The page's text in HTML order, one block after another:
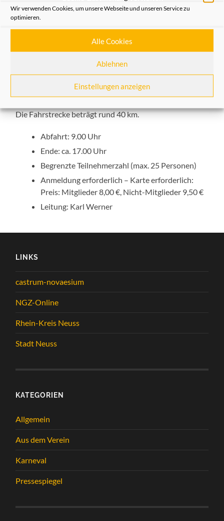
Wir verwenden Cookies, um unsere Webseite und unseren Service zu
optimieren.
Alle Cookies
Ablehnen
Einstellungen anzeigen
dessen Alltagsgeschehen. Bevor wir nach dem Imbiss
zur Weiterfahrt aufbrechen, sehen wir uns noch im
über deren Heilkräfte der Pflanzen.
Die Weiterfahrt führt uns über Helpenstein zum Schloss
Epanchoir an der Nordkanalallee.
Die Fahrstrecke beträgt rund 40 km.
Abfahrt: 9.00 Uhr
Ende: ca. 17.00 Uhr
Begrenzte Teilnehmerzahl (max. 25 Personen)
Anmeldung erforderlich – Karte erforderlich:
Preis: Mitglieder 8,00 €, Nicht-Mitglieder 9,50 €
Leitung: Karl Werner
LINKS
castrum-novaesium
NGZ-Online
Rhein-Kreis Neuss
Stadt Neuss
KATEGORIEN
Allgemein
Aus dem Verein
Karneval
Pressespiegel